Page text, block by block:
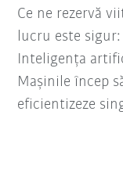
Ce ne rezervă
lucru este
Inteligența
Mașinile încep
eficientizeze